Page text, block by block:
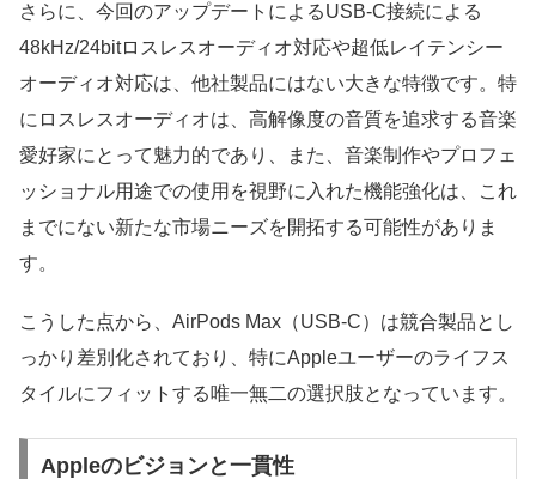
さらに、今回のアップデートによるUSB-C接続による
48kHz/24bitロスレスオーディオ対応や超低レイテンシー
オーディオ対応は、他社製品にはない大きな特徴です。特
にロスレスオーディオは、高解像度の音質を追求する音楽
愛好家にとって魅力的であり、また、音楽制作やプロフェ
ッショナル用途での使用を視野に入れた機能強化は、これ
までにない新たな市場ニーズを開拓する可能性がありま
す。
こうした点から、AirPods Max（USB-C）は競合製品とし
っかり差別化されており、特にAppleユーザーのライフス
タイルにフィットする唯一無二の選択肢となっています。
Appleのビジョンと一貫性